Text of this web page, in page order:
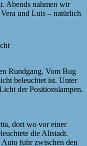
Abends nahmen wir
und Luis – natürlich
Rundgang. Vom Bug
beleuchtet ist. Unter
der Positionslampen.
dort wo vor einer
die Altstadt.
fuhr zwischen den